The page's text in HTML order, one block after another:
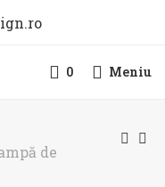
0 Meniu
de